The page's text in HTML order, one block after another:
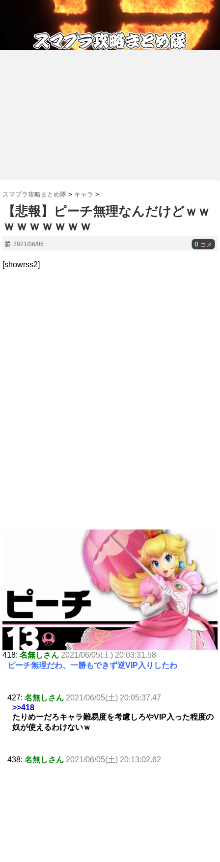
スマブラ攻略まとめ隊 > キャラ >
【悲報】ピーチ無理なんだけどｗｗ
ｗｗｗｗｗｗｗ
2021/06/06 0 コメ
[showrss2]
418: 名無しさん 2021/06/05(土) 20:03:31.58
ピーチ無理だわ、一勝もできず逆VIP入りしたわ
427: 名無しさん 2021/06/05(土) 20:05:37.47
>>418
たりめーだろキャラ難易度を考慮しろやVIP入った程度の
奴が使えるわけないｗ
438: 名無しさん 2021/06/05(土) 20:13:02.62